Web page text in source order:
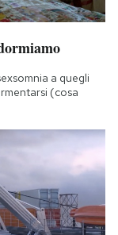
a quegli
(cosa